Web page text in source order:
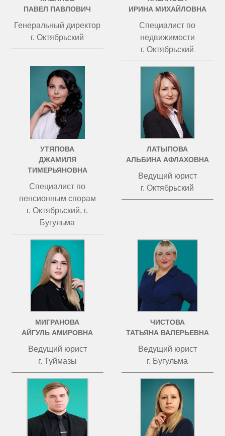
ПАВЕЛ ПАВЛОВИЧ
Генеральный директор
г. Октябрьский
ИРИНА МИХАЙЛОВНА
Специалист по
недвижимости
г. Октябрьский
УТЯПОВА
ДЖАМИЛЯ
ТИМЕРЬЯНОВНА
Специалист по
пенсионным спорам
г. Октябрьский, г.
Бугульма
ЛАТЫПОВА
АЛЬБИНА АФЛАХОВНА
Ведущий юрист
г. Октябрьский
МИГРАНОВА
АЙГУЛЬ АМИРОВНА
Ведущий юрист
г. Туймазы
ЧИСТОВА
ТАТЬЯНА ВАЛЕРЬЕВНА
Ведущий юрист
г. Бугульма